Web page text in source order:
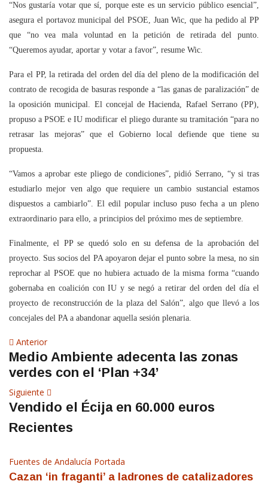
“Nos gustaría votar que sí, porque este es un servicio público esencial”,
asegura el portavoz municipal del PSOE, Juan Wic, que ha pedido al PP
que “no vea mala voluntad en la petición de retirada del punto.
“Queremos ayudar, aportar y votar a favor”, resume Wic.
Para el PP, la retirada del orden del día del pleno de la modificación del
contrato de recogida de basuras responde a “las ganas de paralización” de
la oposición municipal. El concejal de Hacienda, Rafael Serrano (PP),
propuso a PSOE e IU modificar el pliego durante su tramitación “para no
retrasar las mejoras” que el Gobierno local defiende que tiene su
propuesta.
“Vamos a aprobar este pliego de condiciones”, pidió Serrano, “y si tras
estudiarlo mejor ven algo que requiere un cambio sustancial estamos
dispuestos a cambiarlo”. El edil popular incluso puso fecha a un pleno
extraordinario para ello, a principios del próximo mes de septiembre.
Finalmente, el PP se quedó solo en su defensa de la aprobación del
proyecto. Sus socios del PA apoyaron dejar el punto sobre la mesa, no sin
reprochar al PSOE que no hubiera actuado de la misma forma “cuando
gobernaba en coalición con IU y se negó a retirar del orden del día el
proyecto de reconstrucción de la plaza del Salón”, algo que llevó a los
concejales del PA a abandonar aquella sesión plenaria.
Navegación
de
entradas
AnteriorArtículo
anterior
Medio Ambiente adecenta las zonas
verdes con el ‘Plan +34’
Siguiente
artículo
Vendido el Écija en 60.000 euros
Recientes
Fuentes de Andalucía Portada
Cazan ‘in fraganti’ a ladrones de catalizadores